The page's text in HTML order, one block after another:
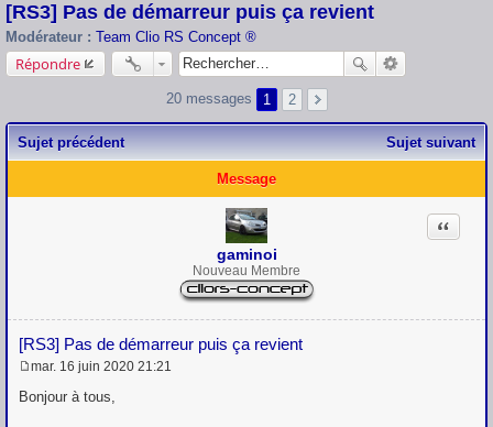
[RS3] Pas de démarreur puis ça revient
Modérateur : Team Clio RS Concept ®
Répondre
20 messages 1 2
Sujet précédent Sujet suivant
Message
gaminoi
Nouveau Membre
[RS3] Pas de démarreur puis ça revient
Citation
e
mar. 16 juin 2020 21:21
Bonjour à tous,